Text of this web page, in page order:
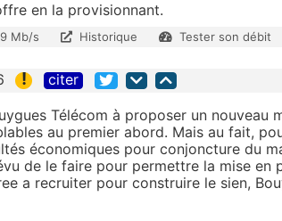
en la provisionnant.
Mb/s Historique Tester son débit
! citer
Télécom à proposer un nouveau
au premier abord. Mais au fait,
économiques pour conjoncture du
de le faire pour permettre la mise en
a recruiter pour construire le sien,